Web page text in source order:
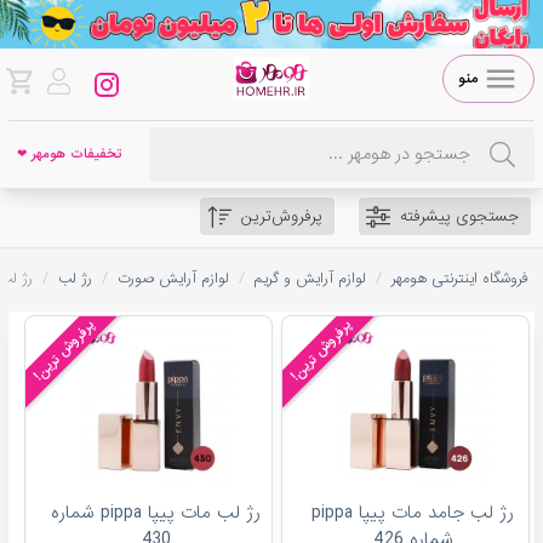
منو
تخفیفات هومهر ❤
جستجوی پیشرفته پرفروش‌ترین
فروشگاه اینترنتی هومهر / لوازم آرایش و گریم / لوازم آرایش صورت / رژ لب / رژ
پرفروش ترین!
رژ لب جامد مات پیپا pippa
پرفروش ترین!
رژ لب مات پیپا pippa شماره